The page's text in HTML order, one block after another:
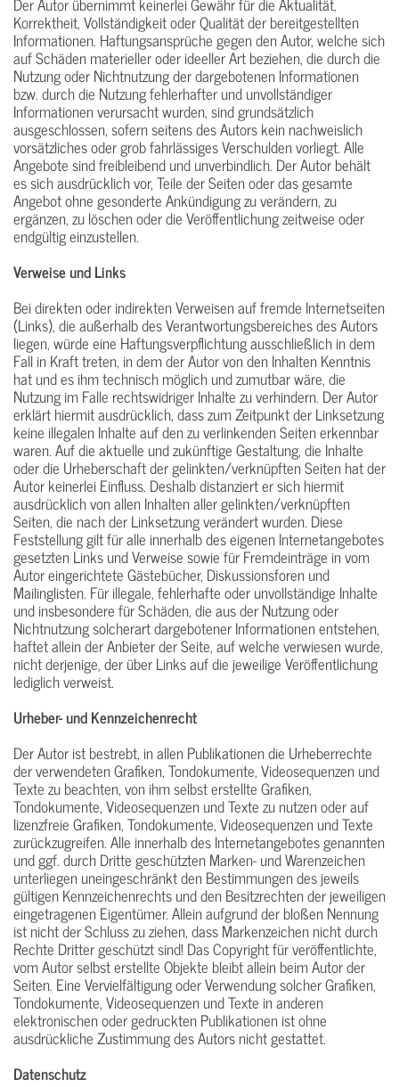
Korrektheit, Vollständigkeit oder Qualität der bereitgestellten
Informationen. Haftungsansprüche gegen den Autor, welche sich
auf Schäden materieller oder ideeller Art beziehen, die durch die
Nutzung oder Nichtnutzung der dargebotenen Informationen
bzw. durch die Nutzung fehlerhafter und unvollständiger
Informationen verursacht wurden, sind grundsätzlich
ausgeschlossen, sofern seitens des Autors kein nachweislich
vorsätzliches oder grob fahrlässiges Verschulden vorliegt. Alle
Angebote sind freibleibend und unverbindlich. Der Autor behält
es sich ausdrücklich vor, Teile der Seiten oder das gesamte
Angebot ohne gesonderte Ankündigung zu verändern, zu
ergänzen, zu löschen oder die Veröffentlichung zeitweise oder
endgültig einzustellen.
Verweise und Links
Bei direkten oder indirekten Verweisen auf fremde Internetseiten
(Links), die außerhalb des Verantwortungsbereiches des Autors
liegen, würde eine Haftungsverpflichtung ausschließlich in dem
Fall in Kraft treten, in dem der Autor von den Inhalten Kenntnis
hat und es ihm technisch möglich und zumutbar wäre, die
Nutzung im Falle rechtswidriger Inhalte zu verhindern. Der Autor
erklärt hiermit ausdrücklich, dass zum Zeitpunkt der Linksetzung
keine illegalen Inhalte auf den zu verlinkenden Seiten erkennbar
waren. Auf die aktuelle und zukünftige Gestaltung, die Inhalte
oder die Urheberschaft der gelinkten/verknüpften Seiten hat der
Autor keinerlei Einfluss. Deshalb distanziert er sich hiermit
ausdrücklich von allen Inhalten aller gelinkten/verknüpften
Seiten, die nach der Linksetzung verändert wurden. Diese
Feststellung gilt für alle innerhalb des eigenen Internetangebotes
gesetzten Links und Verweise sowie für Fremdeinträge in vom
Autor eingerichtete Gästebücher, Diskussionsforen und
Mailinglisten. Für illegale, fehlerhafte oder unvollständige Inhalte
und insbesondere für Schäden, die aus der Nutzung oder
Nichtnutzung solcherart dargebotener Informationen entstehen,
haftet allein der Anbieter der Seite, auf welche verwiesen wurde,
nicht derjenige, der über Links auf die jeweilige Veröffentlichung
lediglich verweist.
Urheber- und Kennzeichenrecht
Der Autor ist bestrebt, in allen Publikationen die Urheberrechte
der verwendeten Grafiken, Tondokumente, Videosequenzen und
Texte zu beachten, von ihm selbst erstellte Grafiken,
Tondokumente, Videosequenzen und Texte zu nutzen oder auf
lizenzfreie Grafiken, Tondokumente, Videosequenzen und Texte
zurückzugreifen. Alle innerhalb des Internetangebotes genannten
und ggf. durch Dritte geschützten Marken- und Warenzeichen
unterliegen uneingeschränkt den Bestimmungen des jeweils
gültigen Kennzeichenrechts und den Besitzrechten der jeweiligen
eingetragenen Eigentümer. Allein aufgrund der bloßen Nennung
ist nicht der Schluss zu ziehen, dass Markenzeichen nicht durch
Rechte Dritter geschützt sind! Das Copyright für veröffentlichte,
vom Autor selbst erstellte Objekte bleibt allein beim Autor der
Seiten. Eine Vervielfältigung oder Verwendung solcher Grafiken,
Tondokumente, Videosequenzen und Texte in anderen
elektronischen oder gedruckten Publikationen ist ohne
ausdrückliche Zustimmung des Autors nicht gestattet.
Datenschutz